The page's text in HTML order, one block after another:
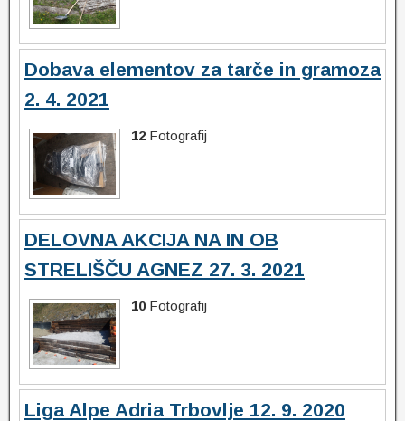
Dobava elementov za tarče in gramoza
2. 4. 2021
12 Fotografij
DELOVNA AKCIJA NA IN OB
STRELIŠČU AGNEZ 27. 3. 2021
10Fotografij
Liga Alpe Adria Trbovlje 12. 9. 2020